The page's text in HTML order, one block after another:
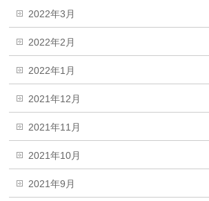
2022年3月
2022年2月
2022年1月
2021年12月
2021年11月
2021年10月
2021年9月